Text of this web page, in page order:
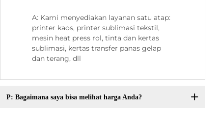
A: Kami menyediakan layanan satu atap:
printer kaos, printer sublimasi tekstil,
mesin heat press rol, tinta dan kertas
sublimasi, kertas transfer panas gelap
dan terang, dll
P: Bagaimana saya bisa melihat harga Anda?